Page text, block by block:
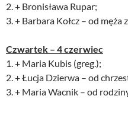
2. + Bronisława Rupar;
3. + Barbara Kołcz – od męża
Czwartek – 4 czerwiec
1. + Maria Kubis (greg.);
2. + Łucja Dzierwa – od
3. + Maria Wacnik – od